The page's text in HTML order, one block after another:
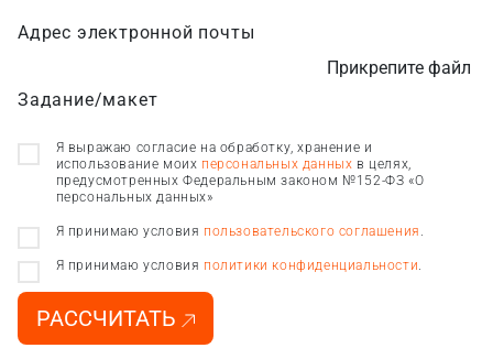
Адрес электронной почты
Задание/макет
Прикрепите файл
Я выражаю согласие на обработку, хранение и
использование моих персональных данных в целях,
предусмотренных Федеральным законом №152-ФЗ «О
персональных данных»
Я принимаю условия пользовательского соглашения .
Я принимаю условия политики конфиденциальности.
РАССЧИТАТЬ